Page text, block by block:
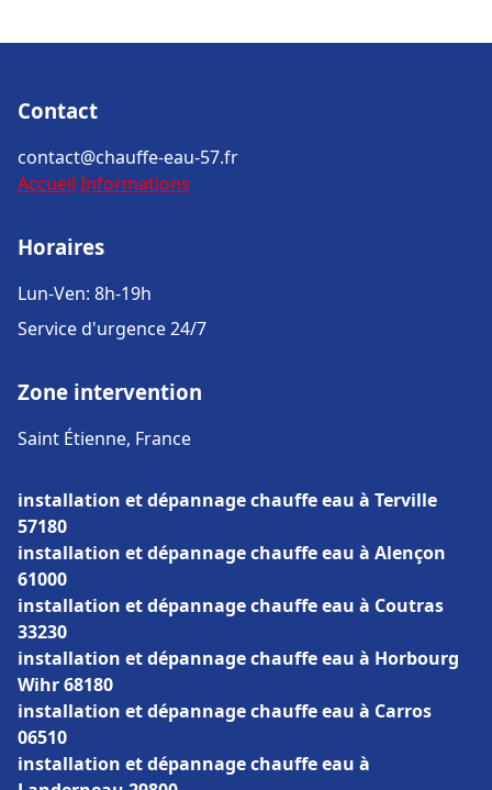
Contact
contact@chauffe-eau-57.fr
Accueil Informations
Horaires
Lun-Ven: 8h-19h
Service d'urgence 24/7
Zone intervention
Saint Étienne, France
installation et dépannage chauffe eau à Terville
57180
installation et dépannage chauffe eau à Alençon
61000
installation et dépannage chauffe eau à Coutras
33230
installation et dépannage chauffe eau à Horbourg
Wihr 68180
installation et dépannage chauffe eau à Carros
06510
installation et dépannage chauffe eau à